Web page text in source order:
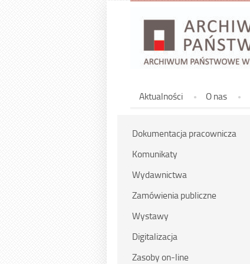
Górne
Aktualności O nas
Dokumentacja pracownicza
Komunikaty
Wydawnictwa
Zamówienia publiczne
Wystawy
Digitalizacja
Zasoby on-line